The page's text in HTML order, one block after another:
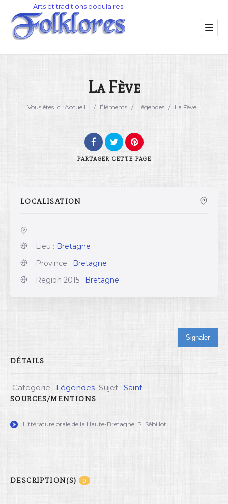
Catégorie
La Fève
Vous êtes ici :Accueil / Éléments / Légendes / La Fève
PARTAGER CETTE PAGE
LOCALISATION
-
Lieu : Bretagne
Province : Bretagne
Region 2015 : Bretagne
Signaler
DÉTAILS
Categorie : Légendes Sujet : Saint
SOURCES/MENTIONS
Littérature orale de la Haute-Bretagne, P. Sébillot
DESCRIPTION(S) 0